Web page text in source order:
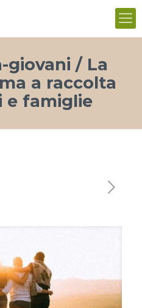
giovani / La
a raccolta
e famiglie